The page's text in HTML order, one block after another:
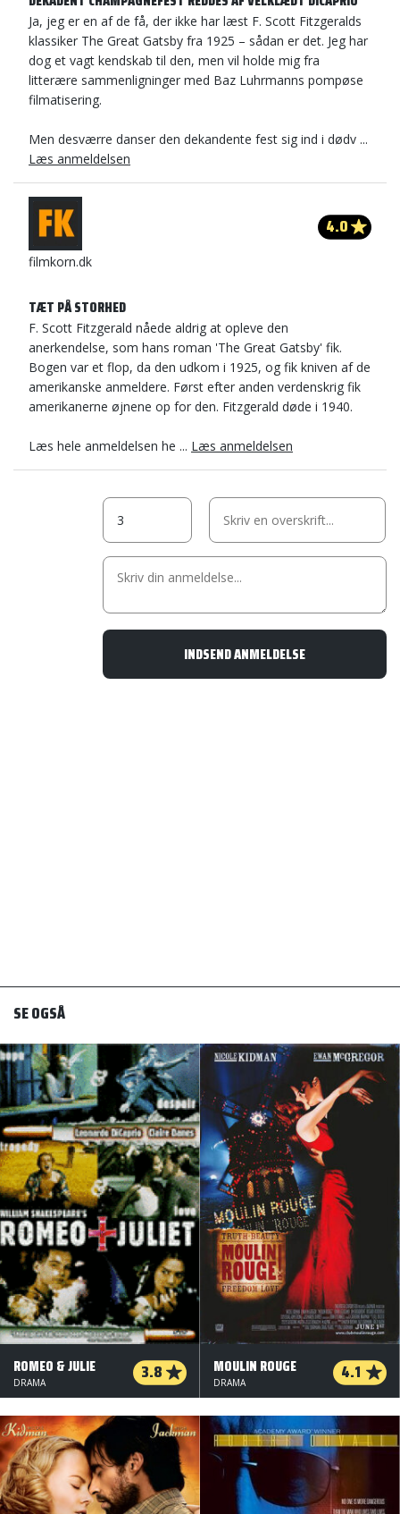
Ja, jeg er en af de få, der ikke har læst F. Scott Fitzgeralds
klassiker The Great Gatsby fra 1925 – sådan er det. Jeg har
dog et vagt kendskab til den, men vil holde mig fra
litterære sammenligninger med Baz Luhrmanns pompøse
filmatisering.
Men desværre danser den dekandente fest sig ind i dødv ...
Læs anmeldelsen
filmkorn.dk
4.0
TÆT PÅ STORHED
F. Scott Fitzgerald nåede aldrig at opleve den
anerkendelse, som hans roman 'The Great Gatsby' fik.
Bogen var et flop, da den udkom i 1925, og fik kniven af de
amerikanske anmeldere. Først efter anden verdenskrig fik
amerikanerne øjnene op for den. Fitzgerald døde i 1940.
Læs hele anmeldelsen he ... Læs anmeldelsen
SE OGSÅ
ROMEO & JULIE 3.8
DRAMA
MOULIN ROUGE 4.1
DRAMA